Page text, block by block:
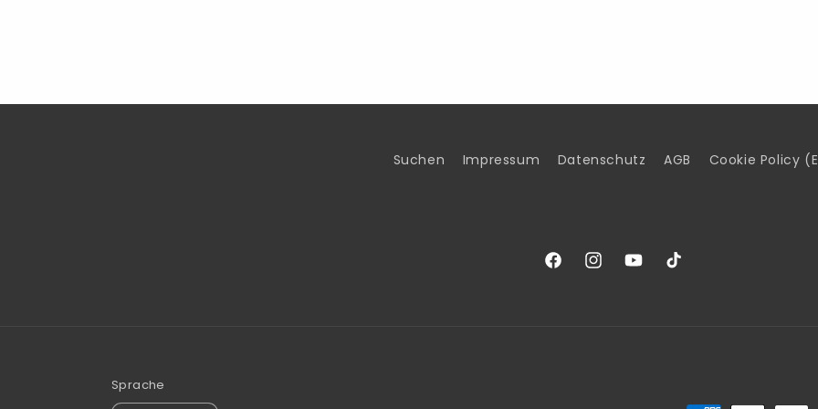
Suchen Impressum Datenschutz AGB Cookie Policy
FacebookInstagramYouTubeTikTok
Sprache